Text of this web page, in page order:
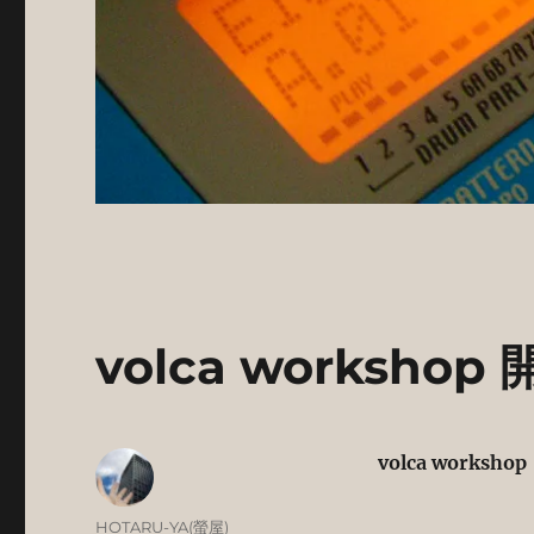
volca workshop
volca workshop
投
HOTARU-YA(螢屋)